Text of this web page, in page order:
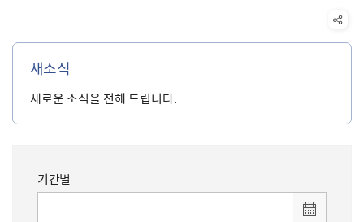
새소식
새로운 소식을 전해 드립니다.
기간별